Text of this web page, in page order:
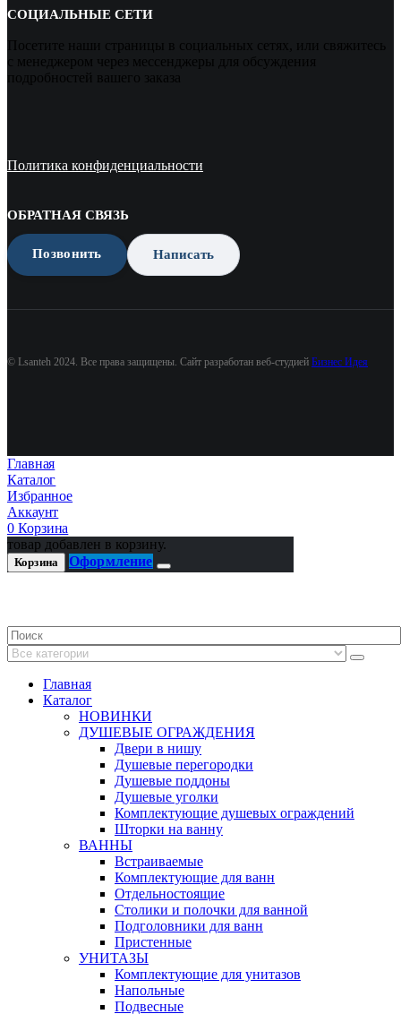
СОЦИАЛЬНЫЕ СЕТИ
Посетите наши страницы в социальных сетях, или свяжитесь
с менеджером через мессенджеры для обсуждения
подробностей вашего заказа
Политика конфиденциальности
ОБРАТНАЯ СВЯЗЬ
Позвонить Написать
© Lsanteh 2024. Все права защищены. Сайт разработан веб-студией Бизнес Идея
Главная
Каталог
Избранное
Аккаунт
0 Корзина
товар добавлен в корзину.
Корзина Оформление
Главная
Каталог
НОВИНКИ
ДУШЕВЫЕ ОГРАЖДЕНИЯ
Двери в нишу
Душевые перегородки
Душевые поддоны
Душевые уголки
Комплектующие душевых ограждений
Шторки на ванну
ВАННЫ
Встраиваемые
Комплектующие для ванн
Отдельностоящие
Столики и полочки для ванной
Подголовники для ванн
Пристенные
УНИТАЗЫ
Комплектующие для унитазов
Напольные
Подвесные